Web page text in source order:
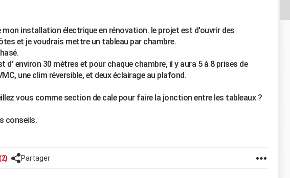
mon installation électrique en rénovation. le projet est d'ouvrir des
et je voudrais mettre un tableau par chambre.
d' environ 30 mètres et pour chaque chambre, il y aura 5 à 8 prises de
une clim réversible, et deux éclairage au plafond.
vous comme section de cale pour faire la jonction entre les tableaux ?
conseils.
Partager